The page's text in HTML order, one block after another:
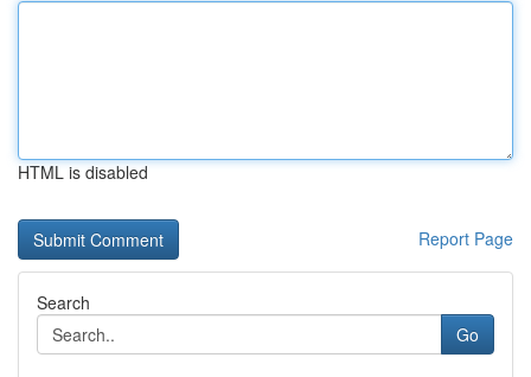
HTML is disabled
Report Page
Search
Go